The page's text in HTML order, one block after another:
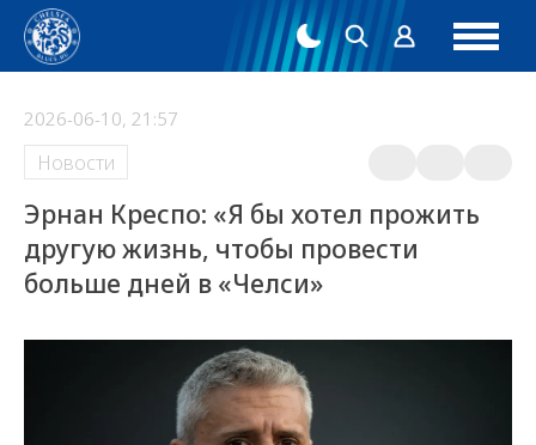
2026-06-10, 21:57
Новости
Эрнан Креспо: «Я бы хотел прожить
другую жизнь, чтобы провести
больше дней в «Челси»